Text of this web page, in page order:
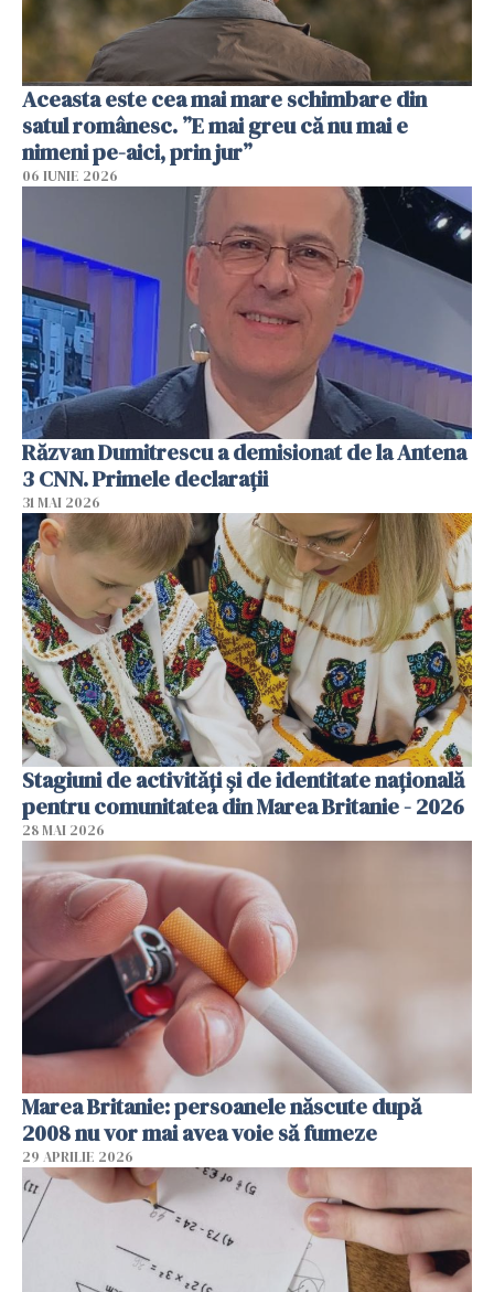
Aceasta este cea mai mare schimbare din
satul românesc. ”E mai greu că nu mai e
nimeni pe-aici, prin jur”
06 IUNIE 2026
Răzvan Dumitrescu a demisionat de la Antena
3 CNN. Primele declarații
31 MAI 2026
Stagiuni de activități și de identitate națională
pentru comunitatea din Marea Britanie - 2026
28 MAI 2026
Marea Britanie: persoanele născute după
2008 nu vor mai avea voie să fumeze
29 APRILIE 2026